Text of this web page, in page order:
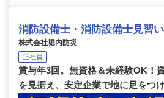
消防設備士・消防設備士見習い
株式会社堀内防災
正社員
賞与年3回。無資格＆未経験OK！
を見据え、安定企業で地に足をつ